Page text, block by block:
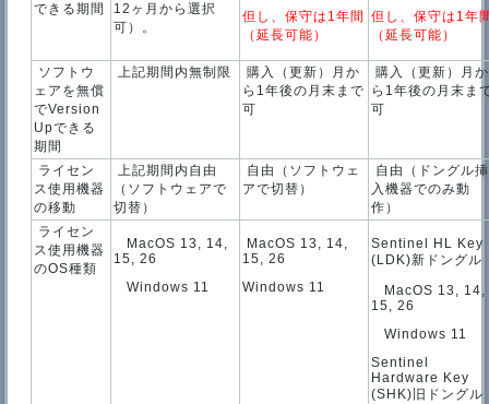
できる期間
12ヶ月から選択
可）。
但し、保守は1年間
（延長可能）
但し、保守は1年
（延長可能）
ソフトウ
ェアを無償
でVersion
Upできる
期間
上記期間内無制限
購入（更新）月か
ら1年後の月末まで
可
購入（更新）月か
ら1年後の月末ま
可
ライセン
ス使用機器
の移動
上記期間内自由
（ソフトウェアで
切替）
自由（ソフトウェ
アで切替）
自由（ドングル挿
入機器でのみ動
作）
ライセン
ス使用機器
のOS種類
MacOS 13, 14,
15, 26
Windows 11
MacOS 13, 14,
15, 26
Windows 11
Sentinel HL Key
(LDK)新ドングル
MacOS 13, 14,
15, 26
Windows 11
Sentinel
Hardware Key
(SHK)旧ドングル